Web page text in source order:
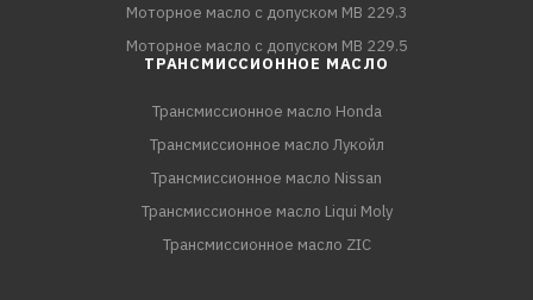
Моторное масло с допуском MB 229.3
Моторное масло с допуском MB 229.5
ТРАНСМИССИОННОЕ МАСЛО
Трансмиссионное масло Honda
Трансмиссионное масло Лукойл
Трансмиссионное масло Nissan
Трансмиссионное масло Liqui Moly
Трансмиссионное масло ZIC